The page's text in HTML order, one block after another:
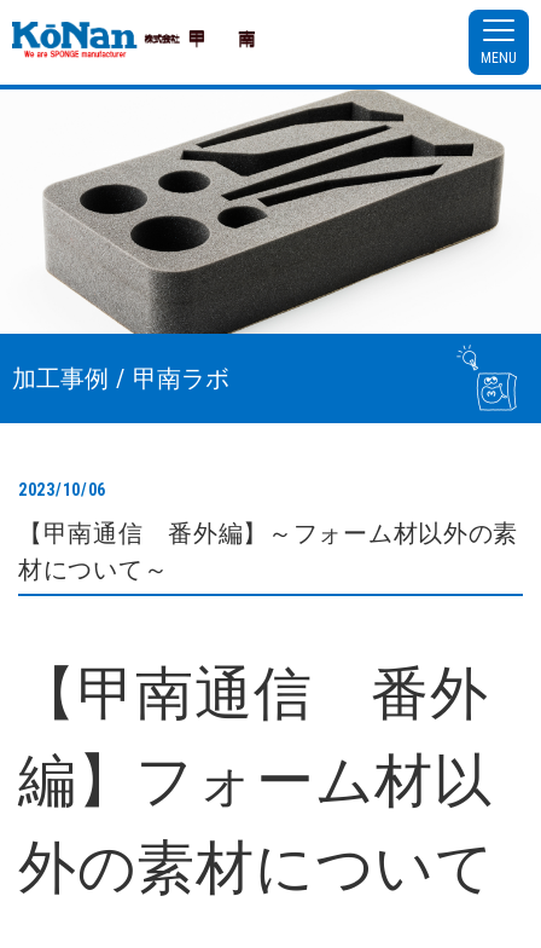
MENU
加工事例 / 甲南ラボ
2023/10/06
【甲南通信 番外編】～フォーム材以外の素
材について～
【甲南通信 番外
編】フォーム材以
外の素材について